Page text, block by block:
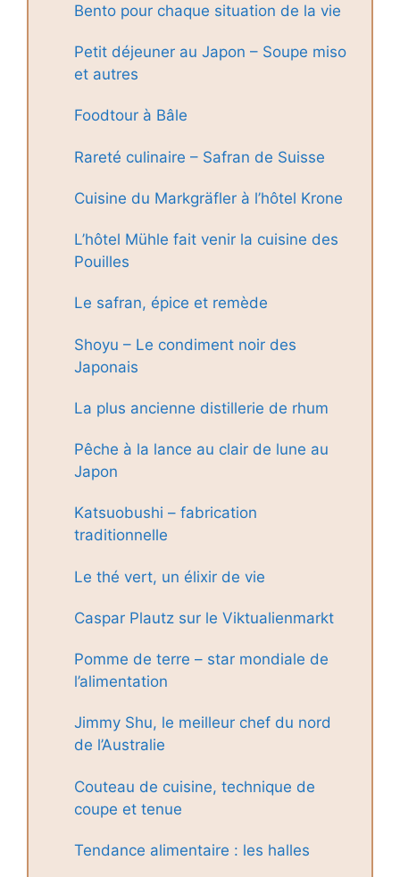
Bento pour chaque situation de la vie
Petit déjeuner au Japon – Soupe miso
et autres
Foodtour à Bâle
Rareté culinaire – Safran de Suisse
Cuisine du Markgräfler à l’hôtel Krone
L’hôtel Mühle fait venir la cuisine des
Pouilles
Le safran, épice et remède
Shoyu – Le condiment noir des
Japonais
La plus ancienne distillerie de rhum
Pêche à la lance au clair de lune au
Japon
Katsuobushi – fabrication
traditionnelle
Le thé vert, un élixir de vie
Caspar Plautz sur le Viktualienmarkt
Pomme de terre – star mondiale de
l’alimentation
Jimmy Shu, le meilleur chef du nord
de l’Australie
Couteau de cuisine, technique de
coupe et tenue
Tendance alimentaire : les halles